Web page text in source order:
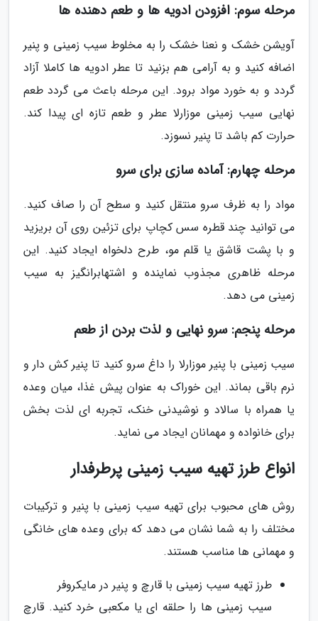
مرحله سوم: افزودن ادویه ها و طعم دهنده ها
آویشن خشک و نعنا خشک را به مخلوط سیب زمینی و پنیر
اضافه کنید و به آرامی هم بزنید تا عطر ادویه ها کاملا آزاد
گردد و به خورد مواد برود. این مرحله باعث می گردد طعم
نهایی سیب زمینی موزارلا عطر و طعم تازه ای پیدا کند.
حرارت کم باشد تا پنیر نسوزد.
مرحله چهارم: آماده سازی برای سرو
مواد را به ظرف سرو منتقل کنید و سطح آن را صاف کنید.
می توانید چند قطره سس کچاپ برای تزئین روی آن بریزید
و با پشت قاشق یا قلم مو، طرح دلخواه ایجاد کنید. این
مرحله ظاهری مجذوب نماینده و اشتهابرانگیز به سیب
زمینی می دهد.
مرحله پنجم: سرو نهایی و لذت بردن از طعم
سیب زمینی با پنیر موزارلا را داغ سرو کنید تا پنیر کش دار و
نرم باقی بماند. این خوراک به عنوان پیش غذا، میان وعده
یا همراه با سالاد و نوشیدنی خنک، تجربه ای لذت بخش
برای خانواده و مهمانان ایجاد می نماید.
انواع طرز تهیه سیب زمینی پرطرفدار
روش های محبوب برای تهیه سیب زمینی با پنیر و ترکیبات
مختلف را به شما نشان می دهد که برای وعده های خانگی
و مهمانی ها مناسب هستند.
طرز تهیه سیب زمینی با قارچ و پنیر در مایکروفر
سیب زمینی ها را حلقه ای یا مکعبی خرد کنید. قارچ